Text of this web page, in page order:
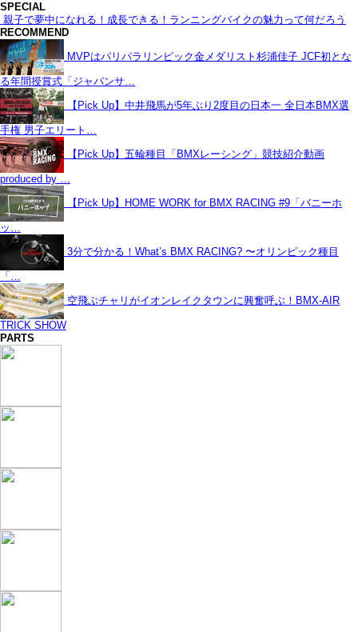
SPECIAL
親子で夢中になれる！成長できる！ランニングバイクの魅力って何だろう
RECOMMEND
MVPはパリパラリンピック金メダリスト杉浦佳子 JCF初とな
る年間授賞式「ジャパンサ…
【Pick Up】中井飛馬が5年ぶり2度目の日本一 全日本BMX選
手権 男子エリート…
【Pick Up】五輪種目「BMXレーシング」競技紹介動画
produced by …
【Pick Up】HOME WORK for BMX RACING #9「バニーホ
ッ…
3分で分かる！What’s BMX RACING? 〜オリンピック種目
「…
空飛ぶチャリがイオンレイクタウンに興奮呼ぶ！BMX-AIR
TRICK SHOW
PARTS